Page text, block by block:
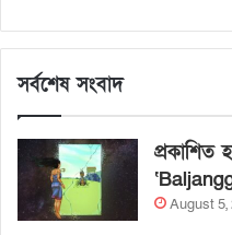
সর্বশেষ সংবাদ
প্রকাশিত
August 5,